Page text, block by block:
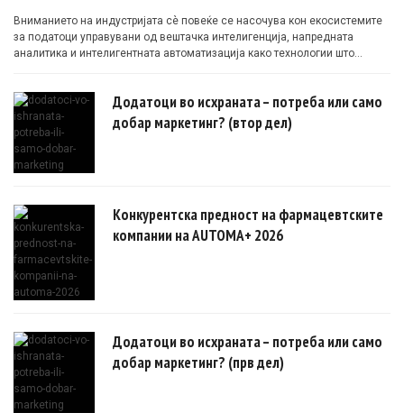
Вниманието на индустријата сè повеќе се насочува кон екосистемите
за податоци управувани од вештачка интелигенција, напредната
аналитика и интелигентната автоматизација како технологии што
Додатоци во исхраната – потреба или само
добар маркетинг? (втор дел)
Конкурентска предност на фармацевтските
компании на AUTOMA+ 2026
Додатоци во исхраната – потреба или само
добар маркетинг? (прв дел)